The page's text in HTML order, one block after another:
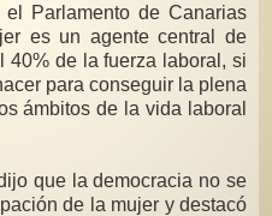
Parlamento de Canarias
es un agente central de
40% de la fuerza laboral, si
para conseguir la plena
ámbitos de la vida laboral
que la democracia no se
de la mujer y destacó